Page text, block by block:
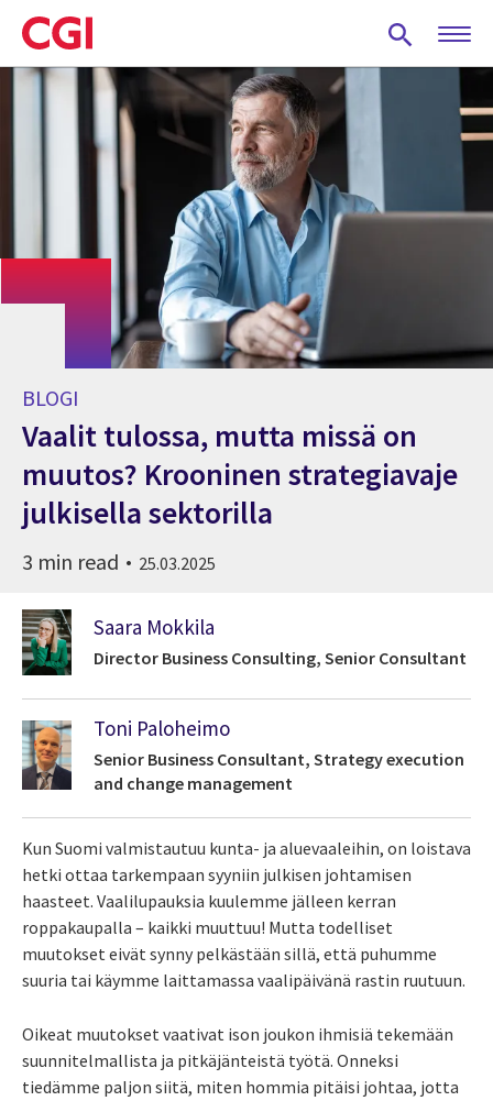
Skip
to
main
BLOGI
Vaalit tulossa, mutta missä on
muutos? Krooninen strategiavaje
julkisella sektorilla
3 min read 25.03.2025
Saara Mokkila
Director Business Consulting, Senior Consultant
Toni Paloheimo
Senior Business Consultant, Strategy execution
and change management
Kun Suomi valmistautuu kunta- ja aluevaaleihin, on loistava
hetki ottaa tarkempaan syyniin julkisen johtamisen
haasteet. Vaalilupauksia kuulemme jälleen kerran
roppakaupalla – kaikki muuttuu! Mutta todelliset
muutokset eivät synny pelkästään sillä, että puhumme
suuria tai käymme laittamassa vaalipäivänä rastin ruutuun.
Oikeat muutokset vaativat ison joukon ihmisiä tekemään
suunnitelmallista ja pitkäjänteistä työtä. Onneksi
tiedämme paljon siitä, miten hommia pitäisi johtaa, jotta